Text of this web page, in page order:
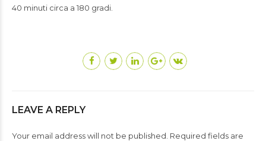
40 minuti circa a 180 gradi.
LEAVE A REPLY
Your email address will not be published. Required fields are